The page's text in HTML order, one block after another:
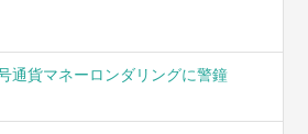
通貨マネーロンダリングに警鐘